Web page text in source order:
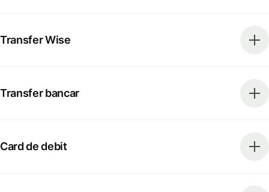
Transfer Wise
Transfer bancar
Card de debit